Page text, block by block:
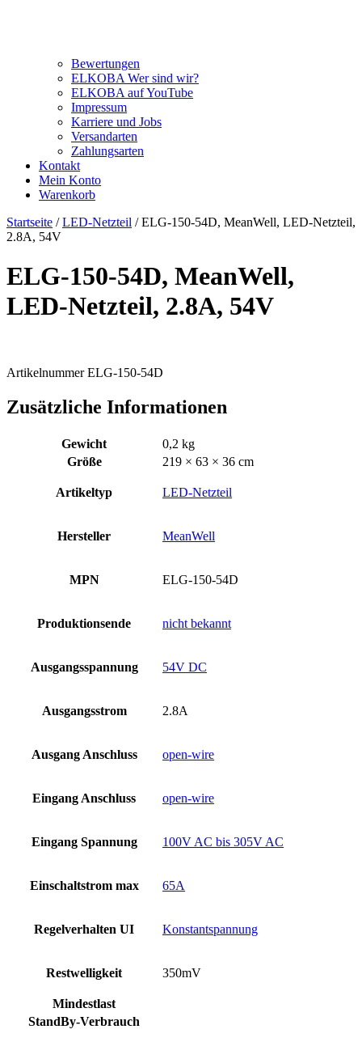
Bewertungen
ELKOBA Wer sind wir?
ELKOBA auf YouTube
Impressum
Karriere und Jobs
Versandarten
Zahlungsarten
Kontakt
Mein Konto
Warenkorb
Startseite /LED-Netzteil / ELG-150-54D, MeanWell, LED-Netzteil,
2.8A, 54V
ELG-150-54D, MeanWell,
LED-Netzteil, 2.8A, 54V
Artikelnummer ELG-150-54D
Zusätzliche Informationen
Gewicht
0,2 kg
Größe
219 × 63 × 36 cm
Artikeltyp LED-Netzteil
Hersteller MeanWell
MPN ELG-150-54D
Produktionsende nicht bekannt
Ausgangsspannung 54V DC
Ausgangsstrom 2.8A
Ausgang Anschluss open-wire
Eingang Anschluss open-wire
Eingang Spannung 100V AC bis 305V AC
Einschaltstrom max 65A
Regelverhalten UI Konstantspannung
Restwelligkeit 350mV
Mindestlast
StandBy-Verbrauch